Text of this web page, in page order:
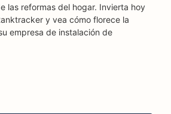
las reformas del hogar. Invierta hoy
y vea cómo florece la
empresa de instalación de